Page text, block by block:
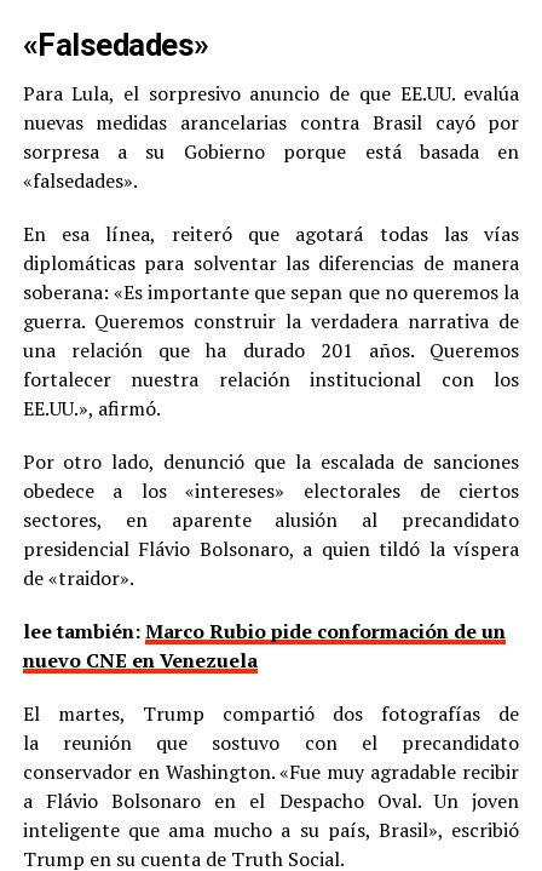
«Falsedades»
Para Lula, el sorpresivo anuncio de que EE.UU. evalúa
nuevas medidas arancelarias contra Brasil cayó por
sorpresa a su Gobierno porque está basada en
«falsedades».
En esa línea, reiteró que agotará todas las vías
diplomáticas para solventar las diferencias de manera
soberana: «Es importante que sepan que no queremos la
guerra. Queremos construir la verdadera narrativa de
una relación que ha durado 201 años. Queremos
fortalecer nuestra relación institucional con los
EE.UU.», afirmó.
Por otro lado, denunció que la escalada de sanciones
obedece a los «intereses» electorales de ciertos
sectores, en aparente alusión al precandidato
presidencial Flávio Bolsonaro, a quien tildó la víspera
de «traidor».
lee también:Marco Rubio pide conformación de un
nuevo CNE en Venezuela
El martes, Trump compartió dos fotografías de
la reunión que sostuvo con el precandidato
conservador en Washington. «Fue muy agradable recibir
a Flávio Bolsonaro en el Despacho Oval. Un joven
inteligente que ama mucho a su país, Brasil», escribió
Trump en su cuenta de Truth Social.